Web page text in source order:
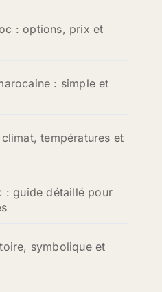
: options, prix et
: simple et
températures et
: guide détaillé pour
symbolique et